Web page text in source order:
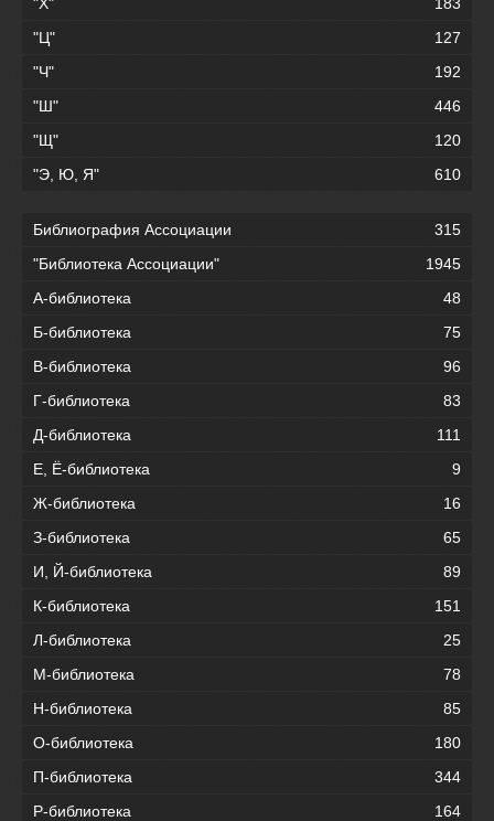
"Ц"
127
"Ч"
192
"Ш"
446
"Щ"
120
"Э, Ю, Я"
610
Библиография Ассоциации
315
"Библиотека Ассоциации"
1945
А-библиотека
48
Б-библиотека
75
В-библиотека
96
Г-библиотека
83
Д-библиотека
111
Е, Ё-библиотека
9
Ж-библиотека
16
З-библиотека
65
И, Й-библиотека
89
К-библиотека
151
Л-библиотека
25
М-библиотека
78
Н-библиотека
85
О-библиотека
180
П-библиотека
344
Р-библиотека
164